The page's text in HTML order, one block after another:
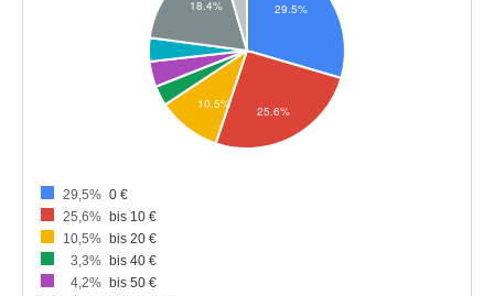
29,5% 0 €
25,6% bis 10 €
10,5% bis 20 €
3,3% bis 40 €
4,2% bis 50 €